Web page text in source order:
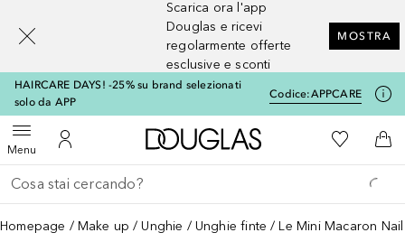
Scarica ora l'app
Douglas e ricevi
regolarmente offerte
esclusive e sconti
MOSTRA
HAIRCARE DAYS! -25% su brand selezionati
solo da APP
Codice:APPCARE
MenuApri menuAl Mio Account
A Douglas HomeAlla Mia
Al
Torna indietro
Esegui ricerca
Homepage Make up Unghie Unghie finte Le Mini Macaron
[navigation.slideout.screenreader]